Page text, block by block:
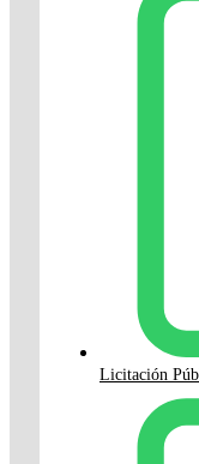
Licitación